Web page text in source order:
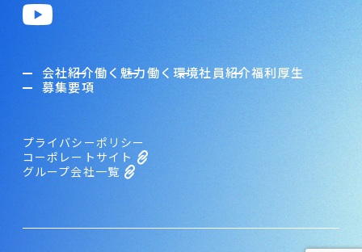
会社紹介働く魅力働く環境社員紹介福利厚生
募集要項
プライバシーポリシー
コーポレートサイト
グループ会社一覧